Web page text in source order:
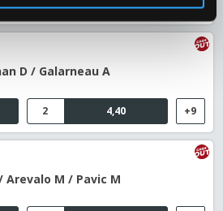
D / Galarneau A
4,40
2 +9
Arevalo M / Pavic M